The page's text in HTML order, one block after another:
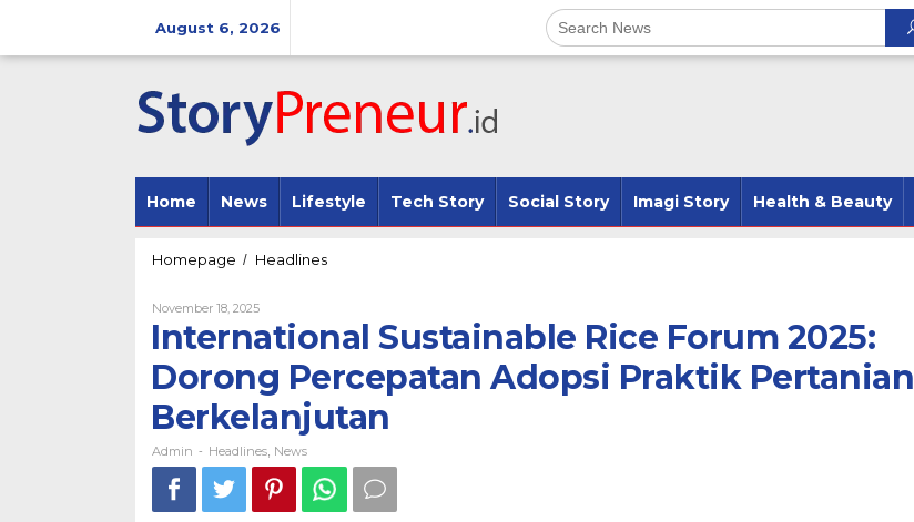
August 6, 2026
Home News Lifestyle Tech Story Social Story Imagi Story Health & Beauty
Homepage / HeadlinesInternational
2025:
Percepatan
Praktik
November 18, 2025By
Admin
International Sustainable Rice Forum 2025:
Dorong Percepatan Adopsi Praktik Pertanian
Berkelanjutan
Admin - Headlines News